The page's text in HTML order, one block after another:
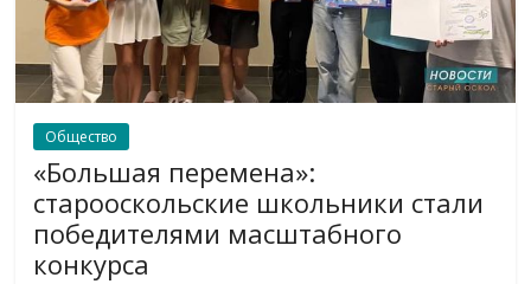
Общество
«Большая перемена»:
старооскольские школьники стали
победителями масштабного
конкурса